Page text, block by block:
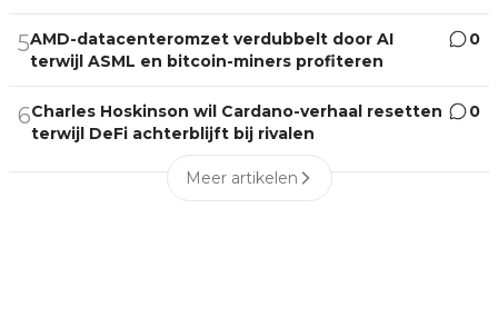
5AMD-datacenteromzet verdubbelt door AI
terwijl ASML en bitcoin-miners profiteren
0
6Charles Hoskinson wil Cardano-verhaal resetten
terwijl DeFi achterblijft bij rivalen
0
Meer artikelen